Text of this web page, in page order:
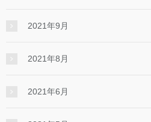
2021年9月
2021年8月
2021年6月